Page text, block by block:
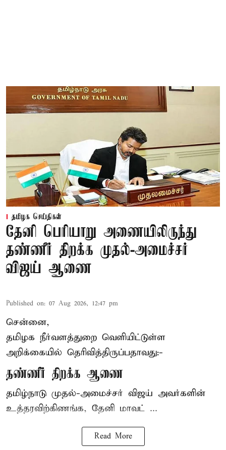
தமிழக செய்திகள்
தேனி பெரியாறு அணையிலிருந்து
தண்ணீர் திறக்க முதல்-அமைச்சர்
விஜய் ஆணை
Published on: 07 Aug 2026, 12:47 pm
சென்னை,
தமிழக நீர்வளத்துறை வெளியிட்டுள்ள
அறிக்கையில் தெரிவித்திருப்பதாவது:-
தண்ணீர் திறக்க ஆணை
தமிழ்நாடு முதல்-அமைச்சர் விஜய் அவர்களின்
உத்தரவிற்கிணங்க, தேனி மாவட் ...
Read More